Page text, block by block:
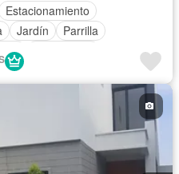
Estacionamiento
Jardín
Parrilla